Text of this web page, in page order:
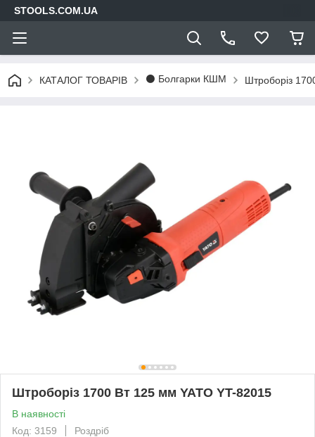
STOOLS.COM.UA
КАТАЛОГ ТОВАРІВ ⚫ Болгарки КШМ Штроборіз
Штроборіз 1700 Вт 125 мм YATO YT-82015
В наявності
Код: 3159
Роздріб